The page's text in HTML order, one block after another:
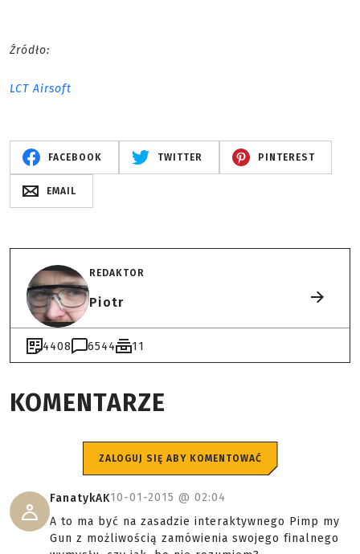
Źródło:
LCT Airsoft
FACEBOOK TWITTER PINTEREST
EMAIL
REDAKTOR
Piotr
4408 6544 11
KOMENTARZE
ZALOGUJ SIĘ ABY KOMENTOWAĆ
FanatykAK10-01-2015 @ 02:04
A to ma być na zasadzie interaktywnego Pimp my
Gun z możliwością zamówienia swojego finalnego